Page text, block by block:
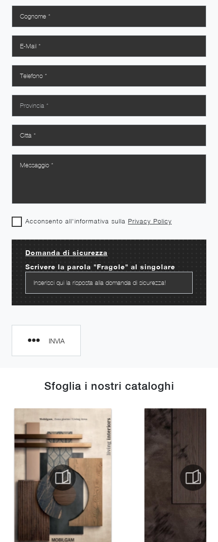
Sfoglia i nostri cataloghi
Acconsento all'informativa sulla Privacy Policy
Domanda di sicurezza
Scrivere la parola "Fragole" al singolare
INVIA